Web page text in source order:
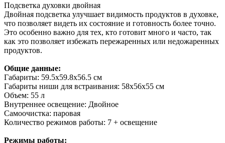
Подсветка духовки двойная
Двойная подсветка улучшает видимость продуктов в духовке,
что позволяет видеть их состояние и готовность более точно.
Это особенно важно для тех, кто готовит много и часто, так
как это позволяет избежать пережаренных или недожаренных
продуктов.
Общие данные:
Габариты: 59.5x59.8x56.5 см
Габариты ниши для встраивания: 58x56x55 см
Объем: 55 л
Внутреннее освещение: Двойное
Самоочистка: паровая
Количество режимов работы: 7 + освещение
Режимы работы: